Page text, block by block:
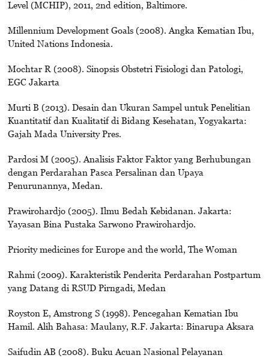
Level (MCHIP), 2011, 2nd edition, Baltimore.
Millennium Development Goals (2008). Angka Kematian Ibu,
United Nations Indonesia.
Mochtar R (2008). Sinopsis Obstetri Fisiologi dan Patologi,
EGC Jakarta
Murti B (2013). Desain dan Ukuran Sampel untuk Penelitian
Kuantitatif dan Kualitatif di Bidang Kesehatan, Yogyakarta:
Gajah Mada University Pres.
Pardosi M (2005). Analisis Faktor Faktor yang Berhubungan
dengan Perdarahan Pasca Persalinan dan Upaya
Penurunannya, Medan.
Prawirohardjo (2005). Ilmu Bedah Kebidanan. Jakarta:
Yayasan Bina Pustaka Sarwono Prawirohardjo.
Priority medicines for Europe and the world, The Woman
Rahmi (2009). Karakteristik Penderita Perdarahan Postpartum
yang Datang di RSUD Pirngadi, Medan
Royston E, Amstrong S (1998). Pencegahan Kematian Ibu
Hamil. Alih Bahasa: Maulany, R.F. Jakarta: Binarupa Aksara
Saifudin AB (2008). Buku Acuan Nasional Pelayanan